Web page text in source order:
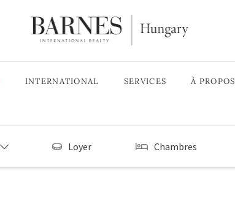
INTERNATIONAL SERVICES À PROPOS
Loyer Chambres